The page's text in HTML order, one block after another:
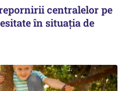
centralelor pe
în situația de